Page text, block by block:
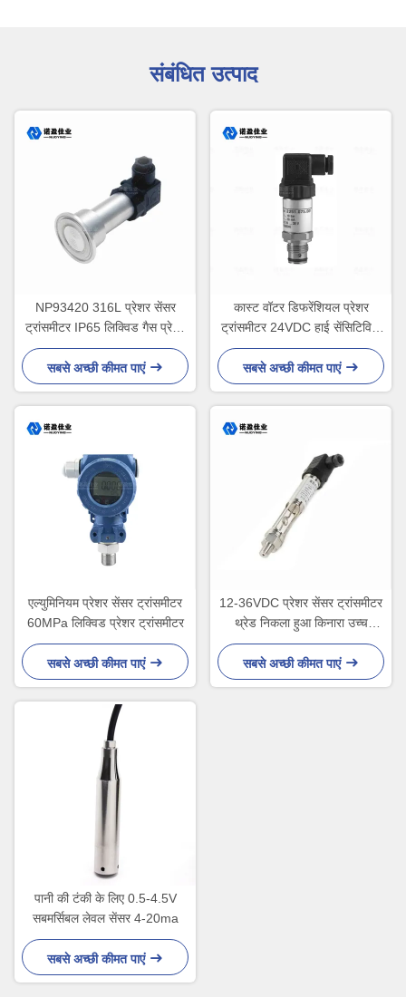
संबंधित उत्पाद
NP93420 316L प्रेशर सेंसर
ट्रांसमीटर IP65 लिक्विड गैस प्रेशर
ट्रांसमीटर
सबसे अच्छी कीमत पाएं
कास्ट वॉटर डिफरेंशियल प्रेशर
ट्रांसमीटर 24VDC हाई सेंसिटिविटी
मरो
सबसे अच्छी कीमत पाएं
एल्युमिनियम प्रेशर सेंसर ट्रांसमीटर
60MPa लिक्विड प्रेशर ट्रांसमीटर
सबसे अच्छी कीमत पाएं
12-36VDC प्रेशर सेंसर ट्रांसमीटर
थ्रेड निकला हुआ किनारा उच्च
तापमान दबाव सेंसर
सबसे अच्छी कीमत पाएं
पानी की टंकी के लिए 0.5-4.5V
सबमर्सिबल लेवल सेंसर 4-20ma
सबसे अच्छी कीमत पाएं